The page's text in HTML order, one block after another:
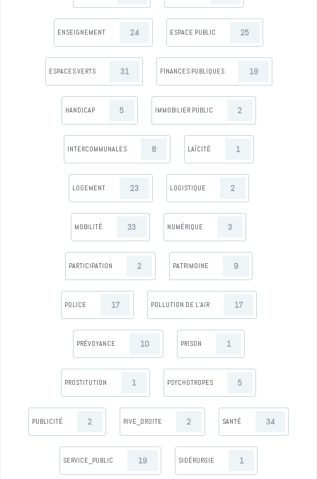
ENSEIGNEMENT 24 ESPACE PUBLIC 25
ESPACES VERTS 31 FINANCES PUBLIQUES 19
HANDICAP 5 IMMOBILIER PUBLIC 2
INTERCOMMUNALES 8 LAÏCITÉ 1
LOGEMENT 23 LOGISTIQUE 2
MOBILITÉ 33 NUMÉRIQUE 3
PARTICIPATION 2 PATRIMOINE 9
POLICE 17 POLLUTION DE L’AIR 17
PRÉVOYANCE 10 PRISON 1
PROSTITUTION 1 PSYCHOTROPES 5
PUBLICITÉ 2 RIVE_DROITE 2 SANTÉ 34
SERVICE_PUBLIC 19 SIDÉRURGIE 1